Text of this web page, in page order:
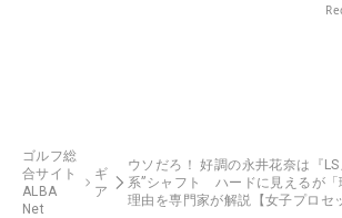
ゴルフ総
合サイト
ALBA
Net
ギ
ア
ウソだろ！ 好調の永井花奈は『
系”シャフト ハードに見えるが「
理由を専門家が解説【女子プロセ